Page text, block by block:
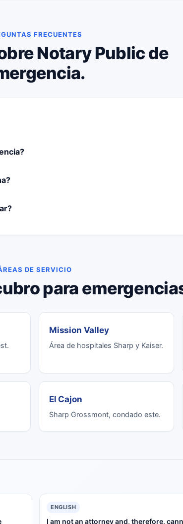
FRECUENTES
Notary Public de
DE SERVICIO
para
Mission Valley
Área de hospitales Sharp y Kaiser.
El Cajon
Sharp Grossmont, condado este.
ENGLISH
I am not an attorney and, therefore,